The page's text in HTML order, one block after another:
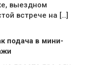
выездном
встрече на […]
подача в мини-